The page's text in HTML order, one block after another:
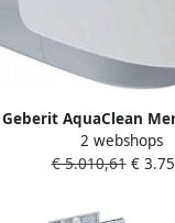
Geberit AquaClean
Douche WC
luchtdroging
146.200.21.1
2 webshops
€ 5.010,61€